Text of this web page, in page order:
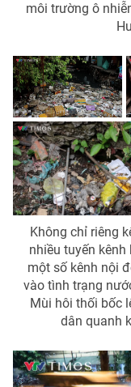
môi trường ô
Không chỉ riêng
nhiều tuyến kênh
một số kênh nội
vào tình trạng
Mùi hôi thối bốc
dân quanh